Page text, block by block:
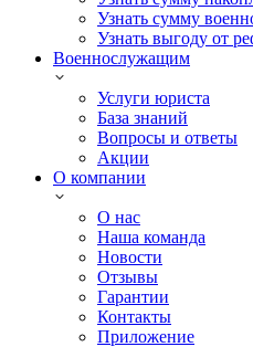
Узнать сумму
Узнать выгоду от
Военнослужащим
Услуги юриста
База знаний
Вопросы и ответы
Акции
О компании
О нас
Наша команда
Новости
Отзывы
Гарантии
Контакты
Приложение